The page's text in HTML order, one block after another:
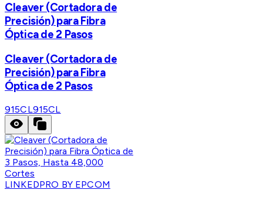
Cleaver (Cortadora de
Precisión) para Fibra
Óptica de 2 Pasos
Cleaver (Cortadora de
Precisión) para Fibra
Óptica de 2 Pasos
915CL915CL
LINKEDPRO BY EPCOM